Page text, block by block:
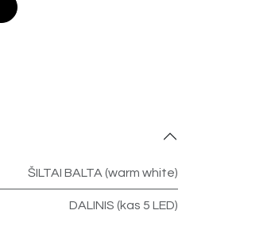
ŠILTAI BALTA (warm white)
DALINIS (kas 5 LED)